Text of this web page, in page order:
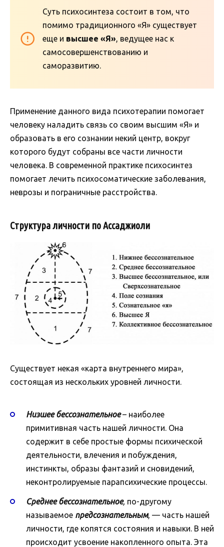
Суть психосинтеза состоит в том, что
помимо традиционного «Я» существует
еще и высшее «Я», ведущее нас к
самосовершенствованию и
саморазвитию.
Применение данного вида психотерапии помогает
человеку наладить связь со своим высшим «Я» и
образовать в его сознании некий центр, вокруг
которого будут собраны все части личности
человека. В современной практике психосинтез
помогает лечить психосоматические заболевания,
неврозы и пограничные расстройства.
Структура личности по Ассаджиоли
Существует некая «карта внутреннего мира»,
состоящая из нескольких уровней личности.
Низшее бессознательное– наиболее
примитивная часть нашей личности. Она
содержит в себе простые формы психической
деятельности, влечения и побуждения,
инстинкты, образы фантазий и сновидений,
неконтролируемые парапсихические процессы.
Среднее бессознательное, по-другому
называемое предсознательным, — часть нашей
личности, где копятся состояния и навыки. В ней
происходит усвоение накопленного опыта. Эта